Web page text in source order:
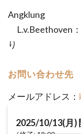
Angklung
L.v.Beethoven
お問い合わせ先
メールアドレス：
2025/10/13(月)